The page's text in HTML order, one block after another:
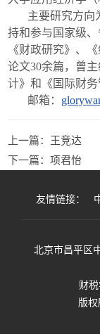
主要研究方向
持和参与国家级
《财政研究》、
论文30余篇，曾
计》和《国际财务
邮箱：
上一篇：王竞达
下一篇：项君怡
友情链接：
北京市昌平区
财
版